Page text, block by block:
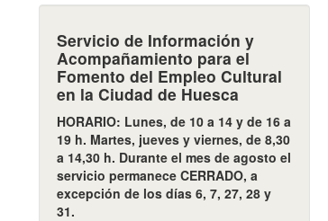
Servicio de Información y
Acompañamiento para el
Fomento del Empleo Cultural
en la Ciudad de Huesca
HORARIO: Lunes, de 10 a 14 y de 16 a
19 h. Martes, jueves y viernes, de 8,30
a 14,30 h. Durante el mes de agosto el
servicio permanece CERRADO, a
excepción de los días 6, 7, 27, 28 y
31.